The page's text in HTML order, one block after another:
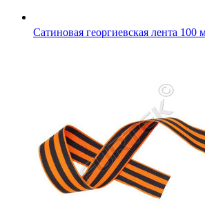
Сатиновая георгиевская лента 100